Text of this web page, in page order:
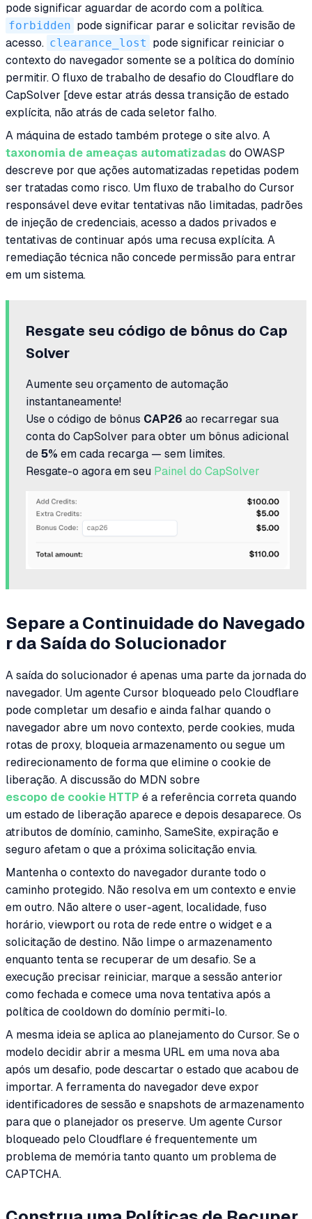
pode significar aguardar de acordo com a política.
forbidden pode significar parar e solicitar revisão de
acesso. clearance_lost pode significar reiniciar o
contexto do navegador somente se a política do domínio
permitir. O fluxo de trabalho de desafio do Cloudflare do
CapSolver [deve estar atrás dessa transição de estado
explícita, não atrás de cada seletor falho.
A máquina de estado também protege o site alvo. A
taxonomia de ameaças automatizadas do OWASP
descreve por que ações automatizadas repetidas podem
ser tratadas como risco. Um fluxo de trabalho do Cursor
responsável deve evitar tentativas não limitadas, padrões
de injeção de credenciais, acesso a dados privados e
tentativas de continuar após uma recusa explícita. A
remediação técnica não concede permissão para entrar
em um sistema.
Resgate seu código de bônus do Cap
Solver
Aumente seu orçamento de automação
instantaneamente!
Use o código de bônus CAP26 ao recarregar sua
conta do CapSolver para obter um bônus adicional
de 5% em cada recarga — sem limites.
Resgate-o agora em seu Painel do CapSolver
Separe a Continuidade do Navegado
r da Saída do Solucionador
A saída do solucionador é apenas uma parte da jornada do
navegador. Um agente Cursor bloqueado pelo Cloudflare
pode completar um desafio e ainda falhar quando o
navegador abre um novo contexto, perde cookies, muda
rotas de proxy, bloqueia armazenamento ou segue um
redirecionamento de forma que elimine o cookie de
liberação. A discussão do MDN sobre
escopo de cookie HTTP é a referência correta quando
um estado de liberação aparece e depois desaparece. Os
atributos de domínio, caminho, SameSite, expiração e
seguro afetam o que a próxima solicitação envia.
Mantenha o contexto do navegador durante todo o
caminho protegido. Não resolva em um contexto e envie
em outro. Não altere o user-agent, localidade, fuso
horário, viewport ou rota de rede entre o widget e a
solicitação de destino. Não limpe o armazenamento
enquanto tenta se recuperar de um desafio. Se a
execução precisar reiniciar, marque a sessão anterior
como fechada e comece uma nova tentativa após a
política de cooldown do domínio permiti-lo.
A mesma ideia se aplica ao planejamento do Cursor. Se o
modelo decidir abrir a mesma URL em uma nova aba
após um desafio, pode descartar o estado que acabou de
importar. A ferramenta do navegador deve expor
identificadores de sessão e snapshots de armazenamento
para que o planejador os preserve. Um agente Cursor
bloqueado pelo Cloudflare é frequentemente um
problema de memória tanto quanto um problema de
CAPTCHA.